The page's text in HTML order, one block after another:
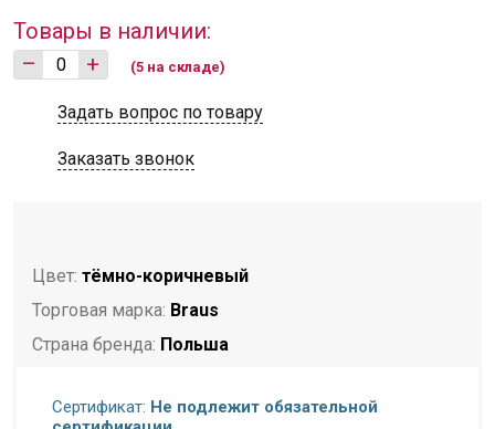
Товары в наличии:
–
+ (5 на складе)
Задать вопрос по товару
Заказать звонок
Цвет: тёмно-коричневый
Торговая марка: Braus
Страна бренда: Польша
Комплектация:Шнурки эластичные
Сертификат: Не подлежит обязательной